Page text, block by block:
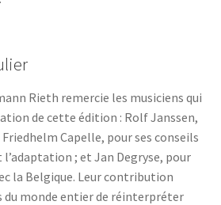
Rieth remercie les musiciens qui
de cette édition : Rolf Janssen,
Capelle, pour ses conseils
; et Jan Degryse, pour
la Belgique. Leur contribution
du monde entier de réinterpréter